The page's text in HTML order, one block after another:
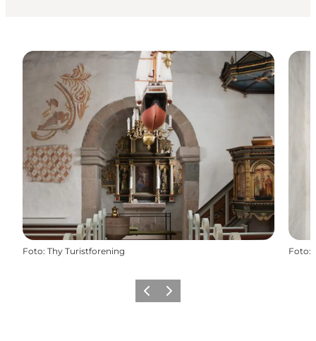
Foto: Thy Turistforening Foto:
ZurückWeiter